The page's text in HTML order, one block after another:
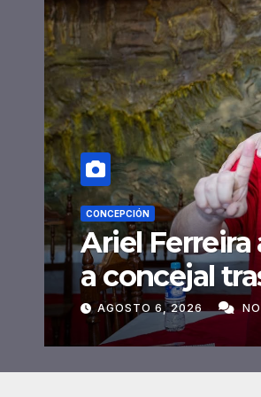
CONCEPCIÓN
Gobernación
Comisaría
condiciones
AGOSTO 6, 2026